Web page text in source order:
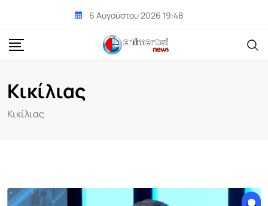
content
6 Αυγούστου 2026 19:48
Κικίλιας
Κικίλιας